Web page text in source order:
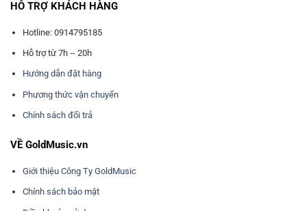
HỖ TRỢ KHÁCH HÀNG
Hotline: 0914795185
Hỗ trợ từ 7h -- 20h
Hướng dẫn đặt hàng
Phương thức vận chuyển
Chính sách đổi trả
VỀ GoldMusic.vn
Giới thiệu Công Ty GoldMusic
Chính sách bảo mật